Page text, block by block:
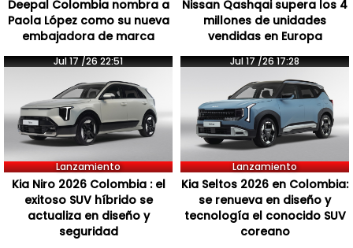
Deepal Colombia nombra a
Paola López como su nueva
embajadora de marca
Nissan Qashqai supera los 4
millones de unidades
vendidas en Europa
Jul 17 /26 22:51
Lanzamiento
Kia Niro 2026 Colombia : el
exitoso SUV híbrido se
actualiza en diseño y
seguridad
Jul 17 /26 17:28
Lanzamiento
Kia Seltos 2026 en Colombia:
se renueva en diseño y
tecnología el conocido SUV
coreano